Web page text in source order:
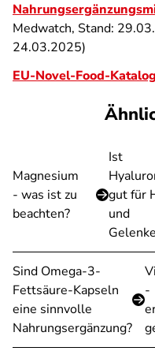
Medwatch, Stand:
24.03.2025)
EU-Novel-Food-Katalog
Magnesium
- was ist zu
beachten?
Ist
gut für
und
Sind Omega-3-
Fettsäure-Kapseln
eine sinnvolle
Nahrungsergänzung?
-